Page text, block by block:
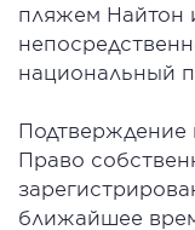
пляжем Найтон
национальный
Подтверждение
Право
ближайшее